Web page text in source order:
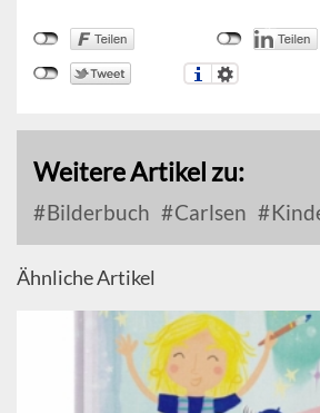
Weitere Artikel zu:
Bilderbuch Carlsen
Ähnliche Artikel